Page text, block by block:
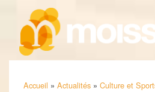
Accueil » Actualités » Culture et